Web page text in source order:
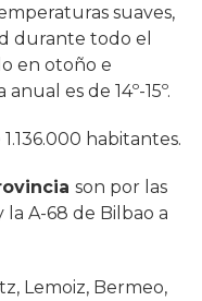
suaves,
durante todo el
en otoño e
es de 14º-15º.
habitantes.
son por las
A-68 de Bilbao a
Lemoiz, Bermeo,